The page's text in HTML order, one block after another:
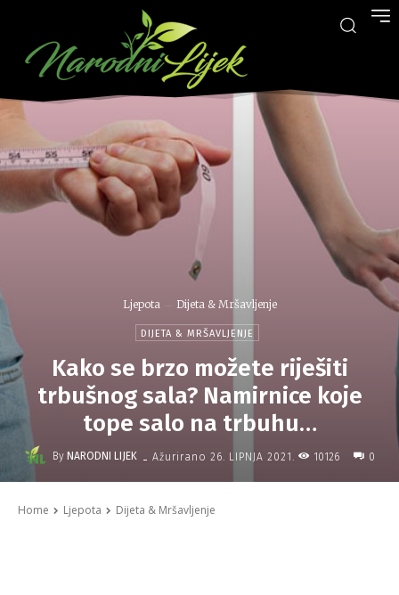
Ljepota Dijeta & Mršavljenje
DIJETA & MRŠAVLJENJE
Kako se brzo možete riješiti
trbušnog sala? Namirnice koje
tope salo na trbuhu…
By NARODNI LIJEK - Ažurirano 26. LIPNJA 2021. 10126 0
Home Ljepota Dijeta & Mršavljenje